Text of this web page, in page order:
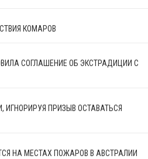
КОМАРОВ
СОГЛАШЕНИЕ ОБ ЭКСТРАДИЦИИ С
ПРИЗЫВ ОСТАВАТЬСЯ
НА МЕСТАХ ПОЖАРОВ В АВСТРАЛИИ